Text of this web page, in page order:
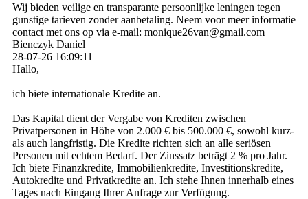
Wij bieden veilige en transparante persoonlijke leningen tegen
gunstige tarieven zonder aanbetaling. Neem voor meer informatie
contact met ons op via e-mail: monique26van@gmail.com
Bienczyk Daniel
28-07-26 16:09:11
Hallo,
ich biete internationale Kredite an.
Das Kapital dient der Vergabe von Krediten zwischen
Privatpersonen in Höhe von 2.000 € bis 500.000 €, sowohl kurz-
als auch langfristig. Die Kredite richten sich an alle seriösen
Personen mit echtem Bedarf. Der Zinssatz beträgt 2 % pro Jahr.
Ich biete Finanzkredite, Immobilienkredite, Investitionskredite,
Autokredite und Privatkredite an. Ich stehe Ihnen innerhalb eines
Tages nach Eingang Ihrer Anfrage zur Verfügung.